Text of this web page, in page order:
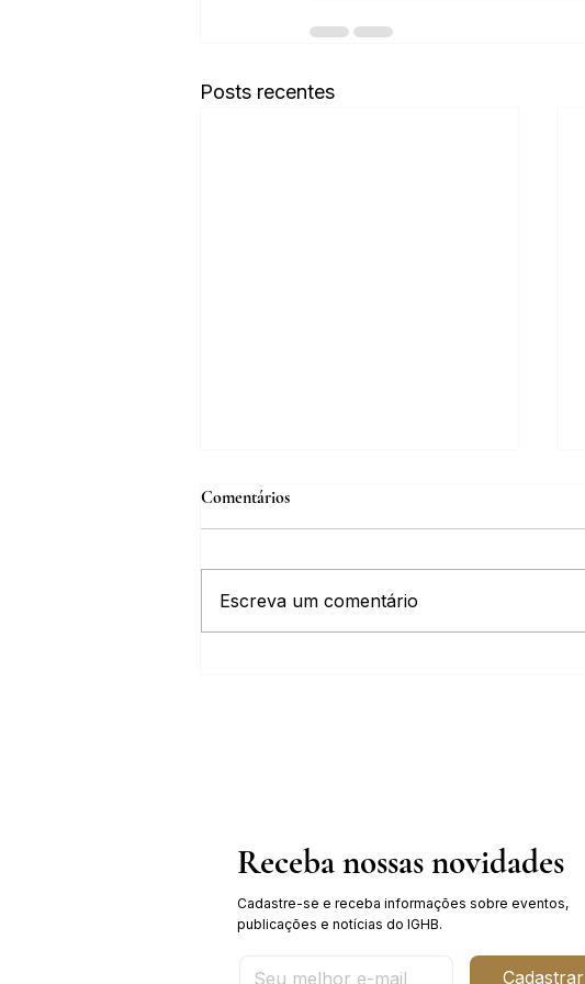
Posts recentes
Comentários
Escreva um comentário
Receba nossas novidades
Cadastre-se e receba informações sobre eventos,
publicações e notícias do IGHB.
Cadastrar